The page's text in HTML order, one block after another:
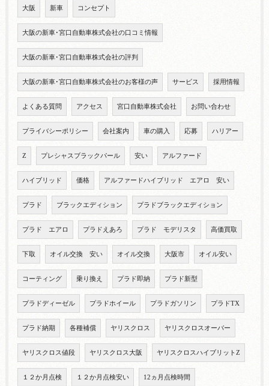
大阪 新車 コンセプト
大阪の新車･宮口自動車株式会社の口コミ情報
大阪の新車･宮口自動車株式会社の評判
大阪の新車･宮口自動車株式会社のお客様の声 サービス 採用情報
よくある質問 アクセス 宮口自動車株式会社 お問い合わせ
プライバシーポリシー 会社案内 車の購入 応募 ハリアー
Z プレシャスブラックパール 安い アルファード
ハイブリッド 価格 アルファードハイブリッド エアロ 安い
プラド ブラックエディション プラドブラックエディション
プラド エアロ プラドえあろ プラド モデリスタ 高価買取
下取 オイル交換 安い オイル交換 大阪市 オイル安い
コーティング 乗り換え プラド即納 プラド新型
プラドディーゼル プラドホイール プラドガソリン プラドTX
プラド納期 各種補償 ヤリスクロス ヤリスクロスオーバー
ヤリスクロス値段 ヤリスクロス大阪 ヤリスクロスハイブリットZ
１２か月点検 １２か月点検安い 12ヵ月点検時間